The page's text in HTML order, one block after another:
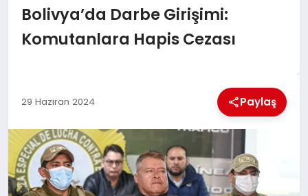
TEKNOLOJI
EĞITIM
Bolivya’da Darbe Girişimi:
Komutanlara Hapis Cezası
29 Haziran 2024 Paylaş